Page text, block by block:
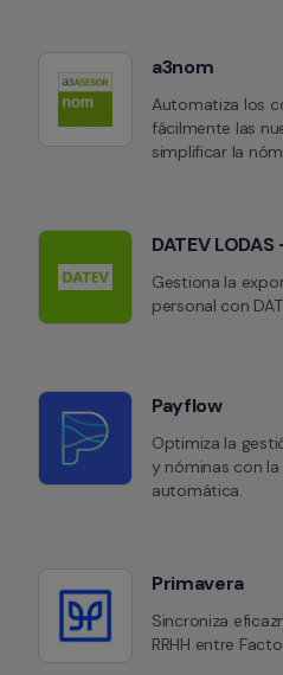
a3nom
Automatiza los
fácilmente las
simplificar la
DATEV
Gestiona la
personal con
Payflow
Optimiza la
y nóminas con
automática.
Primavera
Sincroniza
RRHH entre